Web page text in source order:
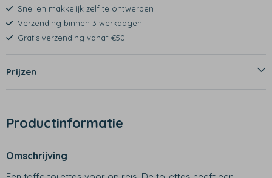
Snel en makkelijk zelf te ontwerpen
Verzending binnen 3 werkdagen
Gratis verzending vanaf €50
Prijzen
Productinformatie
Omschrijving